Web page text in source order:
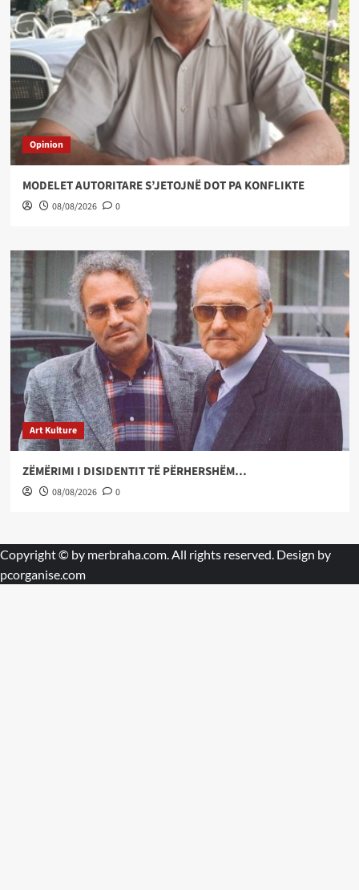
Opinion
MODELET AUTORITARE S’JETOJNË DOT PA KONFLIKTE
08/08/2026 0
Art Kulture
ZËMËRIMI I DISIDENTIT TË PËRHERSHËM…
08/08/2026 0
Copyright © by merbraha.com. All rights reserved. Design by
pcorganise.com